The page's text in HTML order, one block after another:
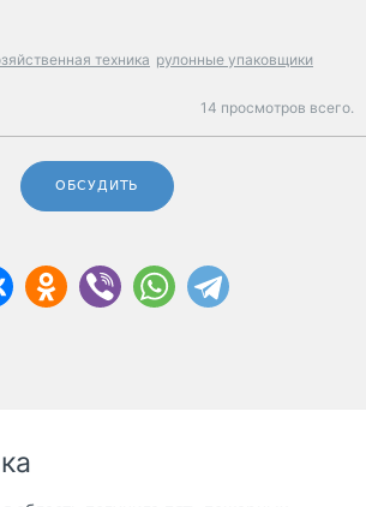
техника рулонные упаковщики
14 просмотров всего.
ОБСУДИТЬ